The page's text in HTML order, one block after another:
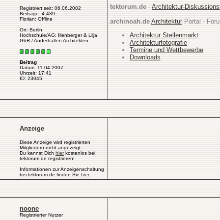
Registriert seit: 06.06.2002
Beiträge: 4.439
Florian: Offline
Ort: Berlin
Hochschule/AG: Illenberger & Lilja
GbR / Anderhalten Architekten
Beitrag
Datum: 11.04.2007
Uhrzeit: 17:41
ID: 23045
tektorum.de - Architektur-
archinoah.de Architektur Portal -
Architektur Stellenmarkt
Architekturfotografie
Termine und Wettbewerbe
Downloads
Anzeige
Diese Anzeige wird registrierten
Mitgliedern nicht angezeigt.
Du kannst Dich hierkostenlos bei
tektorum.de registrieren!
Informationen zur Anzeigenschaltung
bei tektorum.de finden Sie hier.
noone
Registrierter Nutzer